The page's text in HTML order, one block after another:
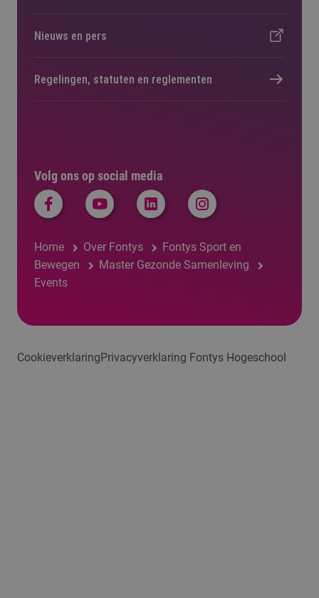
Volg ons op social media
Home Over Fontys
Fontys Sport en
Bewegen
Master Gezonde Samenleving
Events
Nieuws en pers
Regelingen, statuten en reglementen
CookieverklaringPrivacyverklaring Fontys Hogeschool